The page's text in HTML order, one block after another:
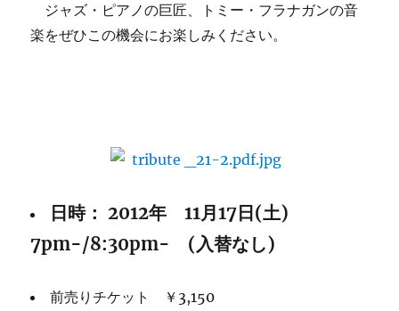
ジャズ・ピアノの巨匠、トミー・フラナガンの音
楽をぜひこの機会にお楽しみください。
日時： 2012年 11月17日(土)
7pm-/8:30pm- (入替なし)
前売りチケット ￥3,150